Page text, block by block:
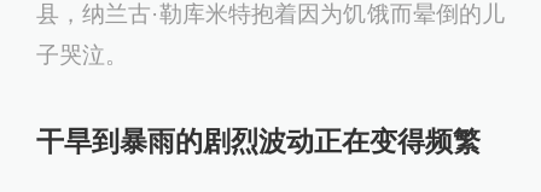
县，纳兰古·勒库米特抱着因为饥饿而晕倒的儿
子哭泣。
干旱到暴雨的剧烈波动正在变得频繁